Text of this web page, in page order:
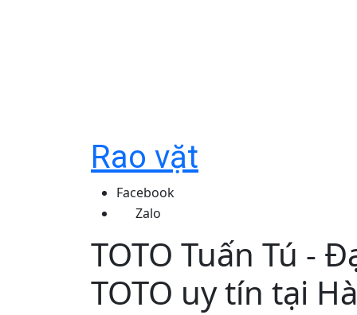
Rao vặt
Facebook
Zalo
TOTO Tuấn Tú -
TOTO uy tín tại